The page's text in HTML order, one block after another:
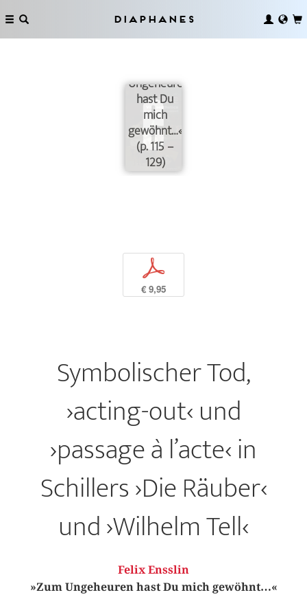
Diaphanes
Ungeheuren
hast Du
mich
gewöhnt…«
(p. 115 –
129)
p
€ 9,95
Symbolischer Tod,
›acting-out‹ und
›passage à l’acte‹ in
Schillers ›Die Räuber‹
und ›Wilhelm Tell‹
Felix Ensslin
»Zum Ungeheuren hast Du mich gewöhnt…«